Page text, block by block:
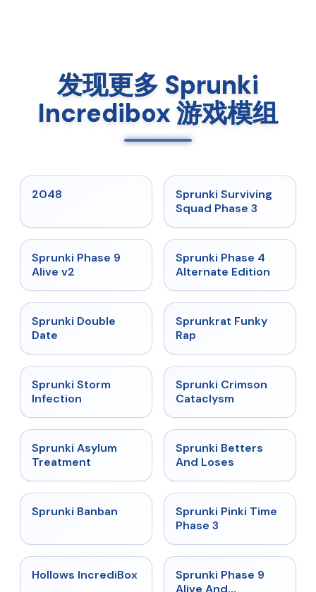
发现更多 Sprunki
Incredibox 游戏模组
2048 ★ 4.7
Sprunki Surviving
Squad Phase 3
★
Sprunki Phase 9
Alive v2
★
Sprunki Phase 4
Alternate Edition
★
Sprunki Double
Date
★ 4.7
Sprunkrat Funky
Rap
★
Sprunki Storm
Infection
★ 4.7
Sprunki Crimson
Cataclysm
★
Sprunki Asylum
Treatment
★
Sprunki Betters
And Loses
★
Sprunki Banban ★ 4.9
Sprunki Pinki Time
Phase 3
★ 4.3
Hollows IncrediBox ★
Sprunki Phase 9
Alive And